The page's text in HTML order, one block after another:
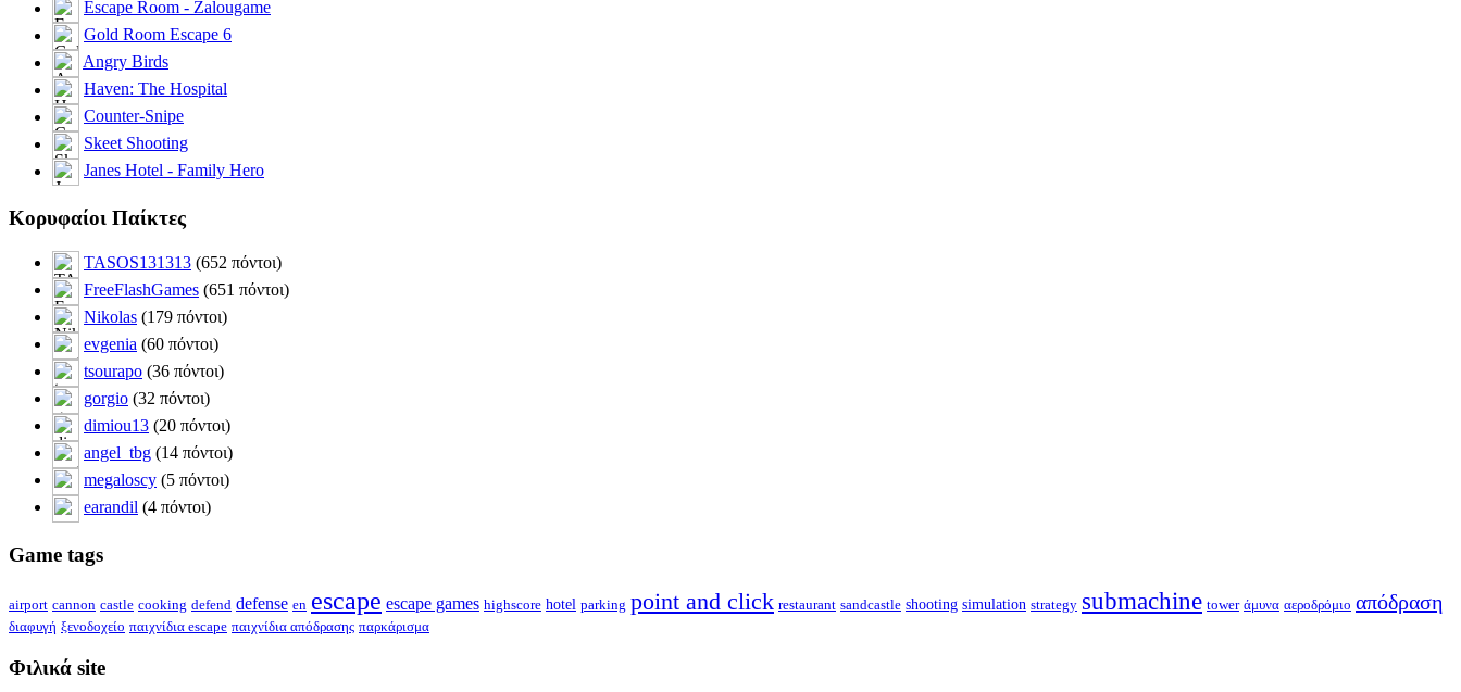
Escape Room - Zalougame
Gold Room Escape 6
Angry Birds
Haven: The Hospital
Counter-Snipe
Skeet Shooting
Janes Hotel - Family Hero
Κορυφαίοι Παίκτες
TASOS131313 (652 πόντοι)
FreeFlashGames (651 πόντοι)
Nikolas (179 πόντοι)
evgenia (60 πόντοι)
tsourapo (36 πόντοι)
gorgio (32 πόντοι)
dimiou13 (20 πόντοι)
angel_tbg (14 πόντοι)
megaloscy (5 πόντοι)
earandil (4 πόντοι)
Game tags
airport cannon castle cooking defend defense en escape escape games highscore hotel parking point and click restaurant sandcastle shooting simulation strategy submachine tower άμυνα αεροδρόμιο απόδραση
διαφυγή ξενοδοχείο παιχνίδια escape παιχνίδια απόδρασης παρκάρισμα
Φιλικά site